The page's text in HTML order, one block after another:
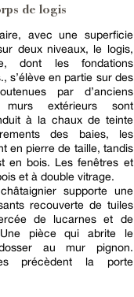
de logis
avec une superficie
deux niveaux, le logis,
dont les fondations
s’élève en partie sur des
par d’anciens
murs extérieurs sont
à la chaux de teinte
des baies, les
en pierre de taille, tandis
en bois. Les fenêtres et
et à double vitrage.
supporte une
recouverte de tuiles
de lucarnes et de
pièce qui abrite le
au mur pignon.
précèdent la porte